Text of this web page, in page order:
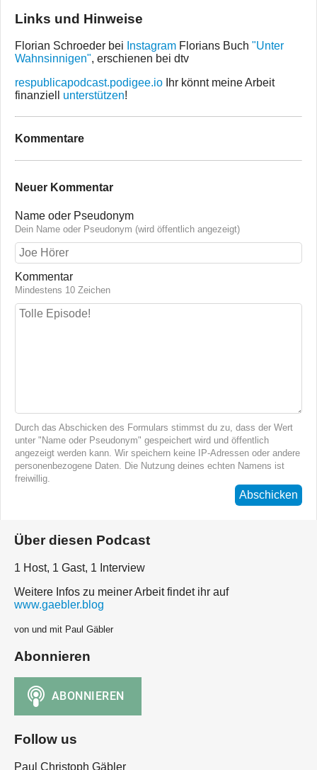
Links und Hinweise
Florian Schroeder bei Instagram Florians Buch "Unter
Wahnsinnigen", erschienen bei dtv
respublicapodcast.podigee.io Ihr könnt meine Arbeit
finanziell unterstützen!
Kommentare
Neuer Kommentar
Name oder Pseudonym
Dein Name oder Pseudonym (wird öffentlich angezeigt)
Kommentar
Mindestens 10 Zeichen
Durch das Abschicken des Formulars stimmst du zu, dass der Wert
unter "Name oder Pseudonym" gespeichert wird und öffentlich
angezeigt werden kann. Wir speichern keine IP-Adressen oder andere
personenbezogene Daten. Die Nutzung deines echten Namens ist
freiwillig.
Abschicken
Über diesen Podcast
1 Host, 1 Gast, 1 Interview
Weitere Infos zu meiner Arbeit findet ihr auf
www.gaebler.blog
von und mit Paul Gäbler
Abonnieren
Follow us
Paul Christoph Gäbler